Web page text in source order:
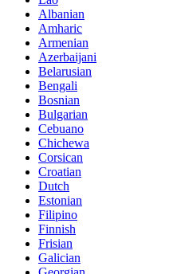
Albanian
Amharic
Armenian
Azerbaijani
Belarusian
Bengali
Bosnian
Bulgarian
Cebuano
Chichewa
Corsican
Croatian
Dutch
Estonian
Filipino
Finnish
Frisian
Galician